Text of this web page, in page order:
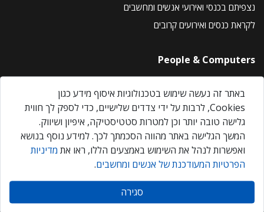
נצפיתם בכנסי ואירועי אנשים ומחשבים
לקראת כנסים ואירועים קרובים
People & Computers
About Us
Privacy Policy
Contact Us
Our Events
אנשים ומחשבים © 2026 – כל הזכויות שמורות
באתר זה נעשה שימוש בטכנולוגיות איסוף מידע כגון
Cookies, לרבות על ידי צדדים שלישיים, כדי לספק לך חווית
גלישה טובה יותר וכן למטרות סטטיסטיקה, איפיון ושיווק.
המשך הגלישה באתר מהווה הסכמתך לכך. למידע נוסף בנושא
ואפשרות לנהל את השימוש באמצעים הללו, ראו את מדיניות
הפרטיות המעודכנת של אנשים ומחשבים.
סגירה